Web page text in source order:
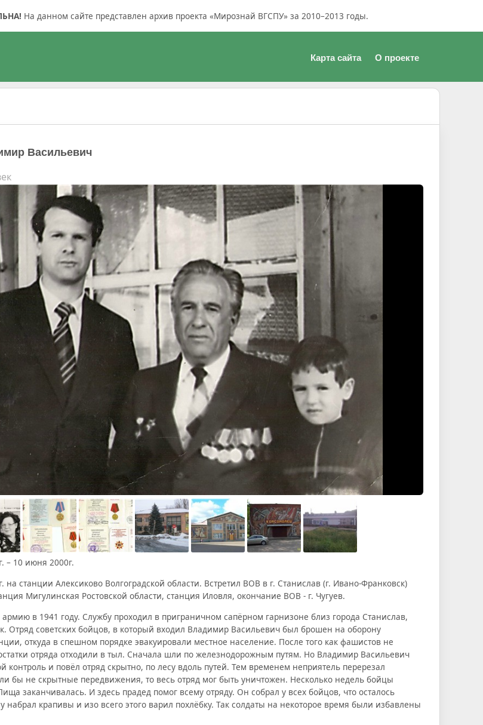
На данном сайте представлен архив проекта «Мирознай ВГСПУ» за 2010–2013 годы.
Карта сайта О проекте
Васильевич
– 10 июня 2000г.
на станции Алексиково Волгоградской области. Встретил ВОВ в г. Станислав (г. Ивано-Франковск)
Мигулинская Ростовской области, станция Иловля, окончание ВОВ - г. Чугуев.
в 1941 году. Службу проходил в приграничном сапёрном гарнизоне близ города Станислав,
Отряд советских бойцов, в который входил Владимир Васильевич был брошен на оборону
откуда в спешном порядке эвакуировали местное население. После того как фашистов не
отряда отходили в тыл. Сначала шли по железнодорожным путям. Но Владимир Васильевич
контроль и повёл отряд скрытно, по лесу вдоль путей. Тем временем неприятель перерезал
бы не скрытные передвижения, то весь отряд мог быть уничтожен. Несколько недель бойцы
заканчивалась. И здесь прадед помог всему отряду. Он собрал у всех бойцов, что осталось
набрал крапивы и изо всего этого варил похлёбку. Так солдаты на некоторое время были избавлены